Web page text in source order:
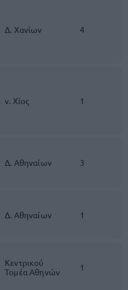
Δ. Χανίων 4
ν. Χίος 1
Δ. Αθηναίων 3
Δ. Αθηναίων 1
Κεντρικού
Τομέα Αθηνών
1